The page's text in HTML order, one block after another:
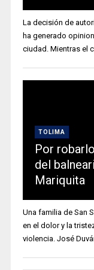
La decisión de
ha generado
ciudad. Mientras el
TOLIMA
Por
del
Mariquita
Una familia de San
en el dolor y la
violencia. José